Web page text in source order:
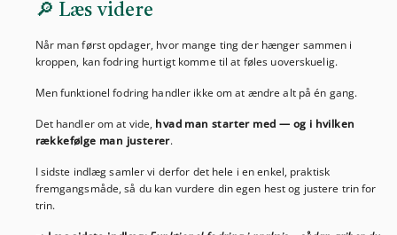
🔎 Læs videre
Når man først opdager, hvor mange ting der hænger sammen i
kroppen, kan fodring hurtigt komme til at føles uoverskuelig.
Men funktionel fodring handler ikke om at ændre alt på én gang.
Det handler om at vide, hvad man starter med — og i hvilken
rækkefølge man justerer.
I sidste indlæg samler vi derfor det hele i en enkel, praktisk
fremgangsmåde, så du kan vurdere din egen hest og justere trin for
trin.